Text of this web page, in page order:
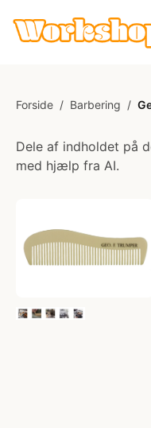
Forside / Barbering /
Dele af indholdet på
med hjælp fra AI.